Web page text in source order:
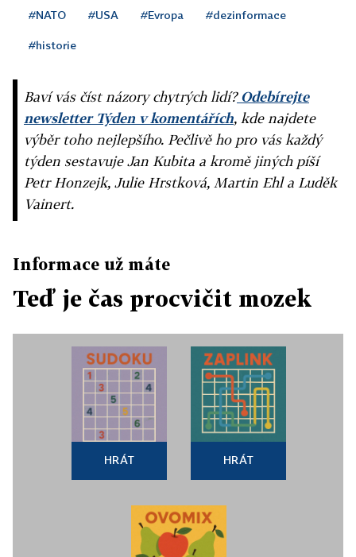
#NATO #USA #Evropa #dezinformace
#historie
Baví vás číst názory chytrých lidí?Odebírejte
newsletter Týden v komentářích, kde najdete
výběr toho nejlepšího. Pečlivě ho pro vás každý
týden sestavuje Jan Kubita a kromě jiných píší
Petr Honzejk, Julie Hrstková, Martin Ehl a Luděk
Vainert.
Informace už máte
Teď je čas procvičit mozek
HRÁT HRÁT